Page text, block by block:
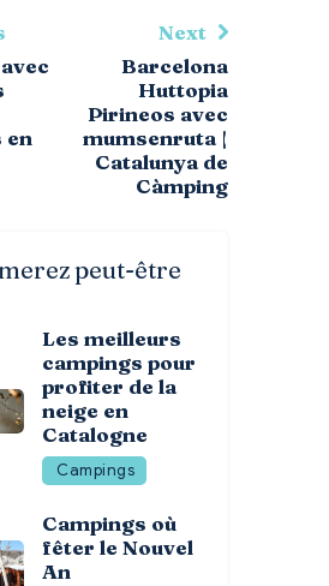
en
Next
Barcelona
Huttopia
Pirineos avec
mumsenruta |
Catalunya de
Càmping
peut-être
Les meilleurs
campings pour
profiter de la
neige en
Catalogne
Campings
Campings où
fêter le Nouvel
An